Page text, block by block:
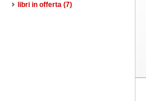
libri in offerta (7)